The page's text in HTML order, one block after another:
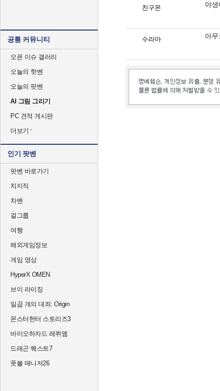
공통 커뮤니티
오픈 이슈 갤러리
오늘의 핫벤
오늘의 팟벤
AI 그림 그리기
PC 견적 게시판
더보기
인기 팟벤
팟벤 바로가기
치지직
차벤
걸그룹
여행
해외게임정보
게임 영상
HyperX OMEN
브이 라이징
일곱 개의 대죄: Origin
몬스터헌터 스토리즈3
바이오하자드 레퀴엠
드래곤 퀘스트7
풋볼 매니저26
친구몬 야
수라마 아